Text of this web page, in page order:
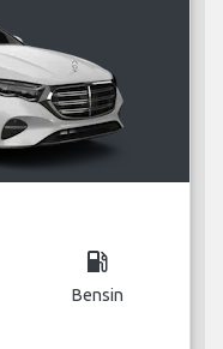
local_gas_station
Bensin